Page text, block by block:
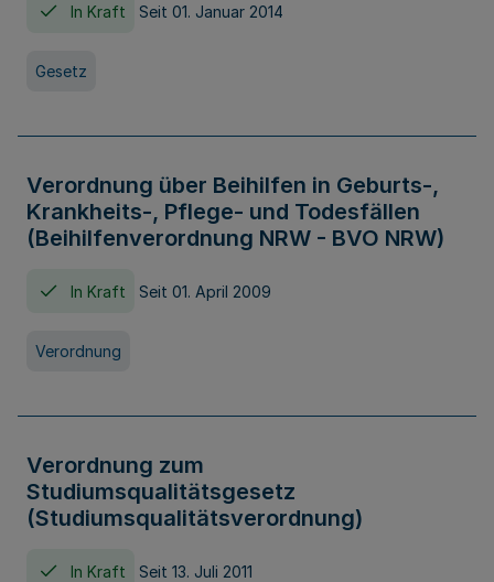
In Kraft Seit 01. Januar 2014
Gesetz
Verordnung über Beihilfen in Geburts-,
Krankheits-, Pflege- und Todesfällen
(Beihilfenverordnung NRW - BVO NRW)
In Kraft Seit 01. April 2009
Verordnung
Verordnung zum
Studiumsqualitätsgesetz
(Studiumsqualitätsverordnung)
In Kraft Seit 13. Juli 2011